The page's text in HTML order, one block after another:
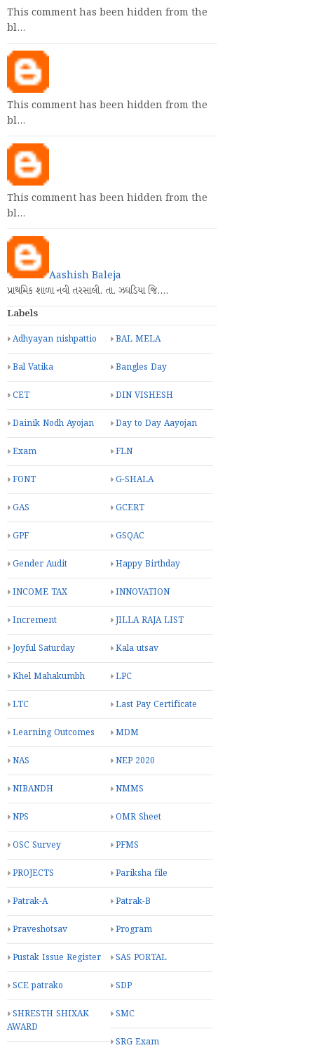
This comment has been hidden from the
bl…
This comment has been hidden from the
bl…
This comment has been hidden from the
bl…
Aashish Baleja
પ્રાથમિક શાળા નવી તરસાલી. તા. ઝઘડિયા જિ.…
Labels
Adhyayan nishpattio BAL MELA
Bal Vatika Bangles Day
CET DIN VISHESH
Dainik Nodh Ayojan Day to Day Aayojan
Exam FLN
FONT G-SHALA
GAS GCERT
GPF GSQAC
Gender Audit Happy Birthday
INCOME TAX INNOVATION
Increment JILLA RAJA LIST
Joyful Saturday Kala utsav
Khel Mahakumbh LPC
LTC Last Pay Certificate
Learning Outcomes MDM
NAS NEP 2020
NIBANDH NMMS
NPS OMR Sheet
OSC Survey PFMS
PROJECTS Pariksha file
Patrak-A Patrak-B
Praveshotsav Program
Pustak Issue Register SAS PORTAL
SCE patrako SDP
SHRESTH SHIXAK
AWARD
SMC
SRG Exam